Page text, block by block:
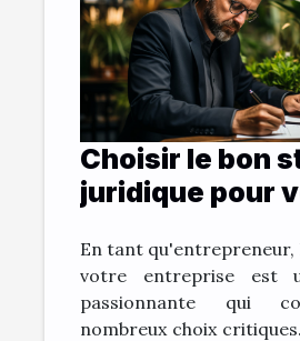
Choisir le bon
juridique pour
En tant
votre entreprise est
passionnante qui
nombreux choix